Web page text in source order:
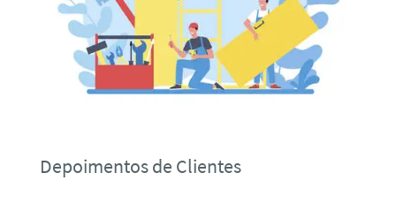
Depoimentos de Clientes